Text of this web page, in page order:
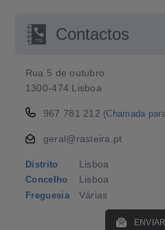
Contactos
Rua 5 de outubro
1300-474 Lisboa
967 781 212 (Chamada
geral@rasteira.pt
Distrito Lisboa
Concelho Lisboa
Freguesia Várias